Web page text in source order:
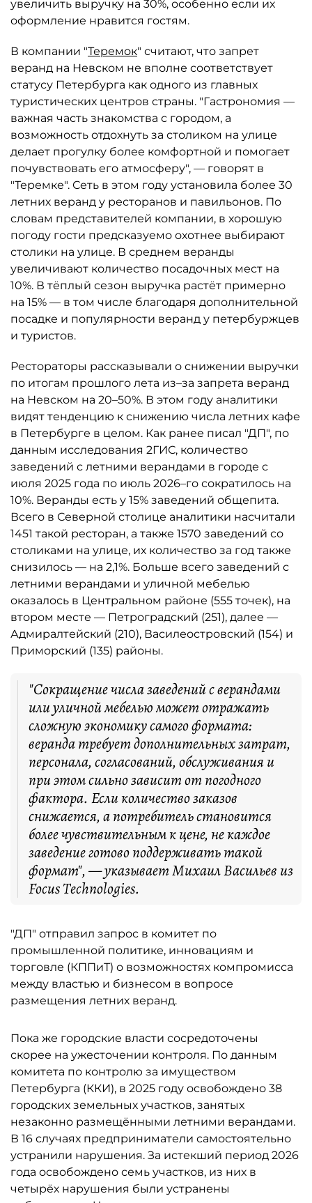
увеличить выручку на 30%, особенно если их
оформление нравится гостям.
В компании "Теремок" считают, что запрет
веранд на Невском не вполне соответствует
статусу Петербурга как одного из главных
туристических центров страны. "Гастрономия —
важная часть знакомства с городом, а
возможность отдохнуть за столиком на улице
делает прогулку более комфортной и помогает
почувствовать его атмосферу", — говорят в
"Теремке". Сеть в этом году установила более 30
летних веранд у ресторанов и павильонов. По
словам представителей компании, в хорошую
погоду гости предсказуемо охотнее выбирают
столики на улице. В среднем веранды
увеличивают количество посадочных мест на
10%. В тёплый сезон выручка растёт примерно
на 15% — в том числе благодаря дополнительной
посадке и популярности веранд у петербуржцев
и туристов.
Рестораторы рассказывали о снижении выручки
по итогам прошлого лета из–за запрета веранд
на Невском на 20–50%. В этом году аналитики
видят тенденцию к снижению числа летних кафе
в Петербурге в целом. Как ранее писал "ДП", по
данным исследования 2ГИС, количество
заведений с летними верандами в городе с
июля 2025 года по июль 2026–го сократилось на
10%. Веранды есть у 15% заведений общепита.
Всего в Северной столице аналитики насчитали
1451 такой ресторан, а также 1570 заведений со
столиками на улице, их количество за год также
снизилось — на 2,1%. Больше всего заведений с
летними верандами и уличной мебелью
оказалось в Центральном районе (555 точек), на
втором месте — Петроградский (251), далее —
Адмиралтейский (210), Василеостровский (154) и
Приморский (135) районы.
"Сокращение числа заведений с верандами
или уличной мебелью может отражать
сложную экономику самого формата:
веранда требует дополнительных затрат,
персонала, согласований, обслуживания и
при этом сильно зависит от погодного
фактора. Если количество заказов
снижается, а потребитель становится
более чувствительным к цене, не каждое
заведение готово поддерживать такой
формат", — указывает Михаил Васильев из
Focus Technologies.
"ДП" отправил запрос в комитет по
промышленной политике, инновациям и
торговле (КППиТ) о возможностях компромисса
между властью и бизнесом в вопросе
размещения летних веранд.
Пока же городские власти сосредоточены
скорее на ужесточении контроля. По данным
комитета по контролю за имуществом
Петербурга (ККИ), в 2025 году освобождено 38
городских земельных участков, занятых
незаконно размещёнными летними верандами.
В 16 случаях предприниматели самостоятельно
устранили нарушения. За истекший период 2026
года освобождено семь участков, из них в
четырёх нарушения были устранены